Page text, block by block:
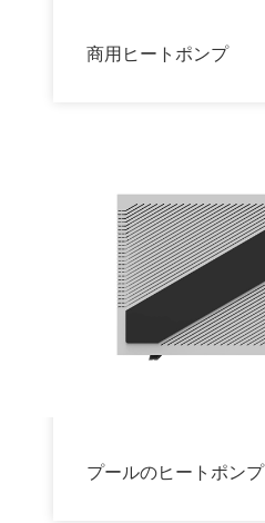
商用ヒートポンプ
プールのヒートポンプ